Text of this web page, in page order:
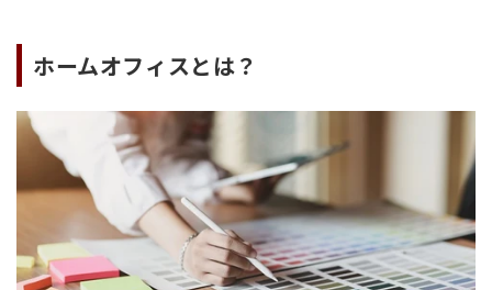
ホームオフィスとは？